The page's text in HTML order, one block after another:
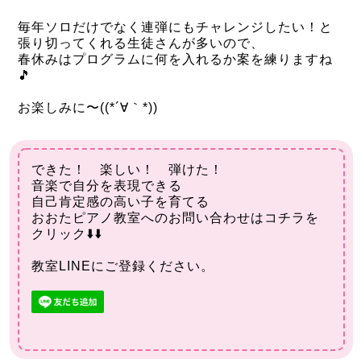
毎年ソロだけでなく連弾にもチャレンジしたい！と
張り切ってくれる生徒さんが多いので、
春休みはプログラムに何を入れるか案を練りますね
🎵
お楽しみに〜((*´∀｀*))
できた！ 楽しい！ 弾けた！
音楽で自分を表現できる
自己肯定感の高い子を育てる
おおたピアノ教室へのお問い合わせはコチラを
クリック⬇️⬇️
教室LINEにご登録ください。